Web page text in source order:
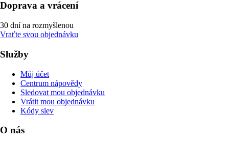
Doprava a vrácení
30 dní na rozmyšlenou
Vraťte svou objednávku
Služby
Můj účet
Centrum nápovědy
Sledovat mou objednávku
Vrátit mou objednávku
Kódy slev
O nás